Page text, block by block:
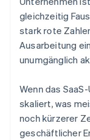
gleichzeitig
stark rote
Ausarbeitung
unumgänglich
Wenn das
skaliert, was
noch kürzerer
geschäftlicher